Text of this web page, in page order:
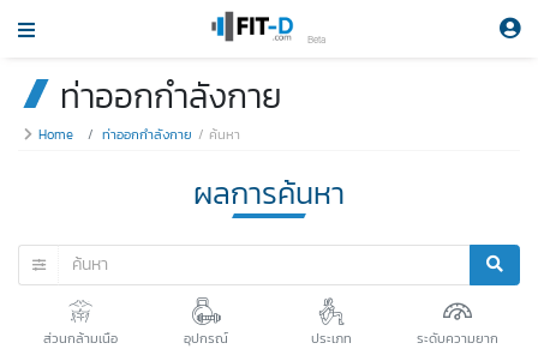
Beta
ท่าออกกำลังกาย
Home ท่าออกกำลังกาย ค้นหา
ผลการค้นหา
ส่วนกล้ามเนือ อุปกรณ์ ประเภท ระดับความยาก